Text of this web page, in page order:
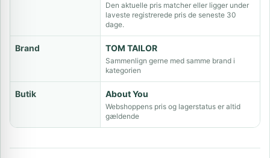
Den aktuelle pris matcher eller ligger under
laveste registrerede pris de seneste 30
dage.
Brand TOM TAILOR
Sammenlign gerne med samme brand i
kategorien
Butik About You
Webshoppens pris og lagerstatus er altid
gældende